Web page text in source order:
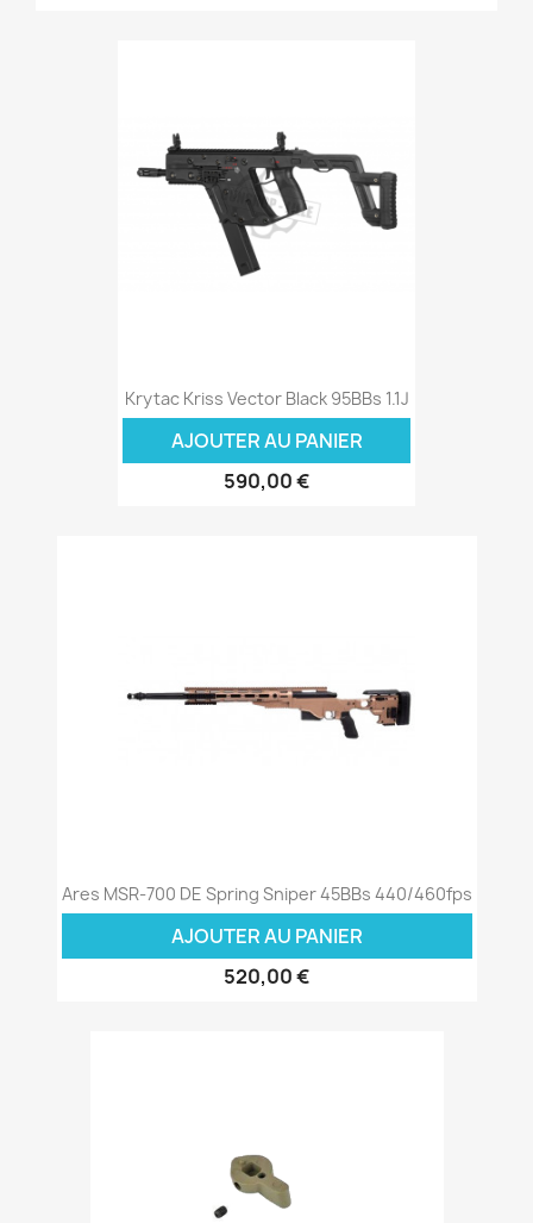
Krytac Kriss Vector Black 95BBs 1.1J
AJOUTER AU PANIER
590,00 €
Ares MSR-700 DE Spring Sniper 45BBs 440/460fps
AJOUTER AU PANIER
520,00 €